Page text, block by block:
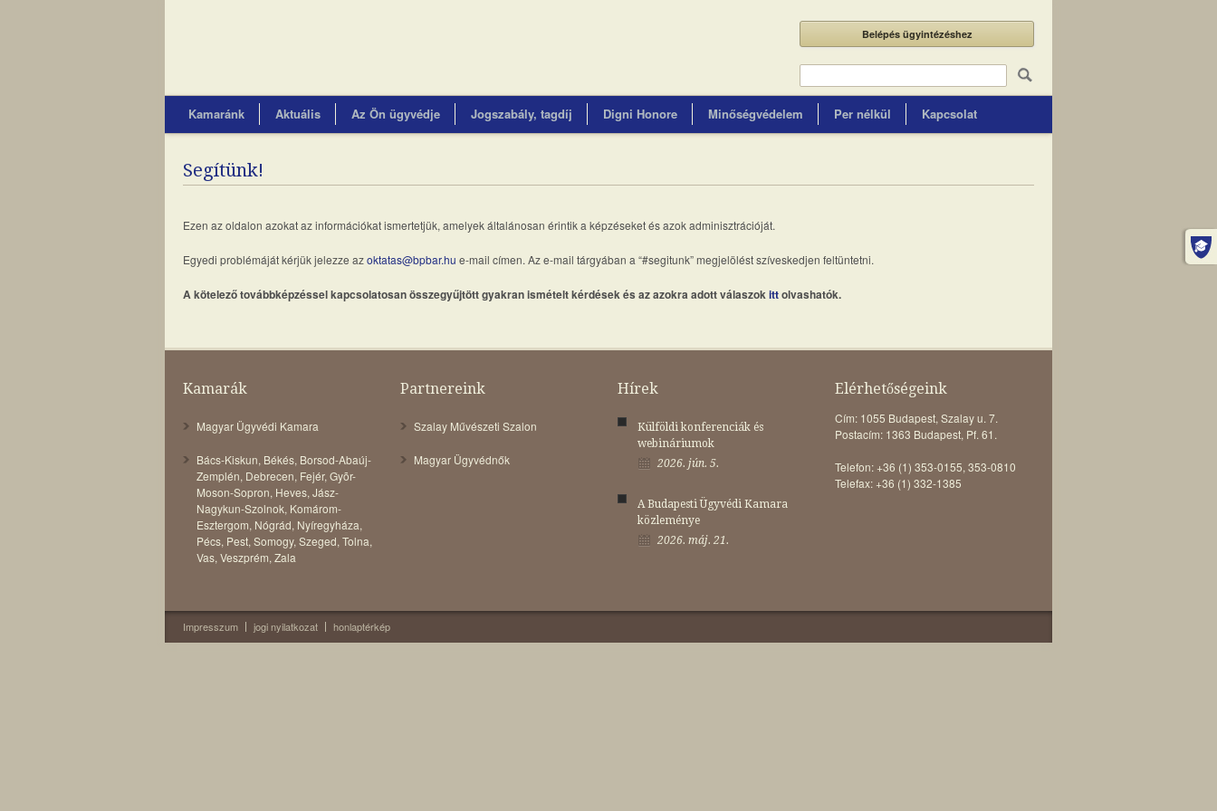
Belépés ügyintézéshez
Kamaránk Aktuális Az Ön ügyvédje Jogszabály, tagdíj Digni Honore Minőségvédelem Per nélkül Kapcsolat
Segítünk!
Ezen az oldalon azokat az információkat ismertetjük, amelyek általánosan érintik a képzéseket és azok adminisztrációját.
Egyedi problémáját kérjük jelezze azoktatas@bpbar.hu e-mail címen. Az e-mail tárgyában a “#segitunk” megjelölést szíveskedjen feltüntetni.
A kötelező továbbképzéssel kapcsolatosan összegyűjtött gyakran ismételt kérdések és az azokra adott válaszokittolvashatók.
Kamarák
Magyar Ügyvédi Kamara
Bács-Kiskun, Békés, Borsod-Abaúj-
Zemplén, Debrecen, Fejér, Gyõr-
Moson-Sopron, Heves, Jász-
Nagykun-Szolnok, Komárom-
Esztergom, Nógrád, Nyíregyháza,
Pécs, Pest, Somogy, Szeged, Tolna,
Vas, Veszprém, Zala
Partnereink
Szalay Művészeti Szalon
Magyar Ügyvédnők
Hírek
Külföldi konferenciák és
webináriumok
2026. jún. 5.
A Budapesti Ügyvédi Kamara
közleménye
2026. máj. 21.
Elérhetőségeink
Cím: 1055 Budapest, Szalay u. 7.
Postacím: 1363 Budapest, Pf. 61.
Telefon: +36 (1) 353-0155, 353-0810
Telefax: +36 (1) 332-1385
Impresszum jogi nyilatkozat honlaptérkép